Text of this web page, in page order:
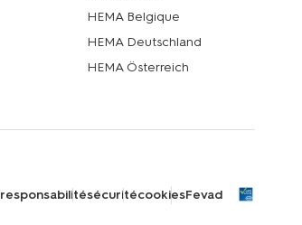
HEMA Belgique
HEMA Deutschland
HEMA Österreich
responsabilitésécuritécookiesFevad